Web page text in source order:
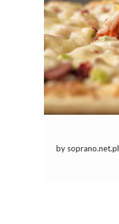
by soprano.net.pl